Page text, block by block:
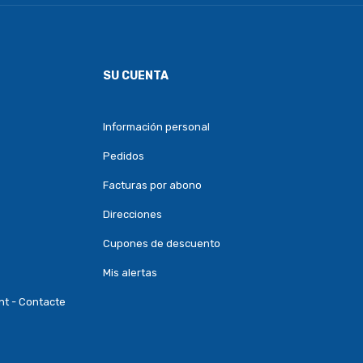
- Contacte
SU CUENTA
Información personal
Pedidos
Facturas por abono
Direcciones
Cupones de descuento
Mis alertas